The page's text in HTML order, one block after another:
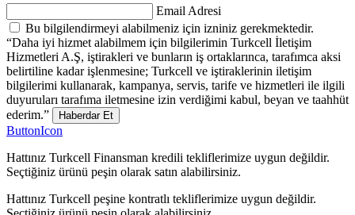
Email Adresi
Bu bilgilendirmeyi alabilmeniz için izniniz gerekmektedir.
“Daha iyi hizmet alabilmem için bilgilerimin Turkcell İletişim
Hizmetleri A.Ş, iştirakleri ve bunların iş ortaklarınca, tarafımca aksi
belirtiline kadar işlenmesine; Turkcell ve iştiraklerinin iletişim
bilgilerimi kullanarak, kampanya, servis, tarife ve hizmetleri ile ilgili
duyuruları tarafıma iletmesine izin verdiğimi kabul, beyan ve taahhüt
ederim.”
Haberdar Et
ButtonIcon
Hattınız Turkcell Finansman kredili tekliflerimize uygun değildir.
Seçtiğiniz ürünü peşin olarak satın alabilirsiniz.
Hattınız Turkcell peşine kontratlı tekliflerimize uygun değildir.